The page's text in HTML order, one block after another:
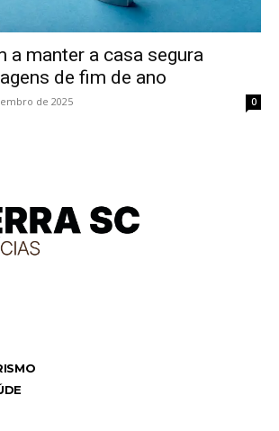
a manter a casa segura
de fim de ano
de 2025 0